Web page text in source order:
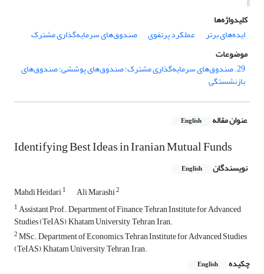
کلیدواژه‌ها
ایده‌های برتر
عملکرد پرتفوی
صندوق‌های سرمایه‌گذاری مشترک
موضوعات
29. صندوق‌های سرمایه‌گذاری مشترک؛ صندوق‌های پوششی؛ صندوق‌های
بازنشستگی
عنوان مقاله English
Identifying Best Ideas in Iranian Mutual Funds
نویسندگان English
Mahdi Heidari1 Ali Marashi2
1Assistant Prof., Department of Finance, Tehran Institute for Advanced
Studies (TeIAS), Khatam University, Tehran, Iran.
2MSc., Department of Economics, Tehran Institute for Advanced Studies
(TeIAS), Khatam University, Tehran, Iran.
چکیده
English